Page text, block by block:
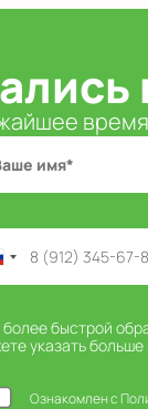
быстрой
указать
Ознакомлен с